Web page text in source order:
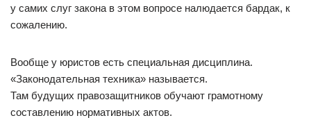
у самих слуг закона в этом вопросе налюдается бардак, к
сожалению.
Вообще у юристов есть специальная дисциплина.
«Законодательная техника» называется.
Там будущих правозащитников обучают грамотному
составлению нормативных актов.